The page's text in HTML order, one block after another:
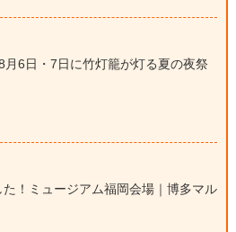
6日・7日に竹灯籠が灯る夏の夜祭
！ミュージアム福岡会場｜博多マル